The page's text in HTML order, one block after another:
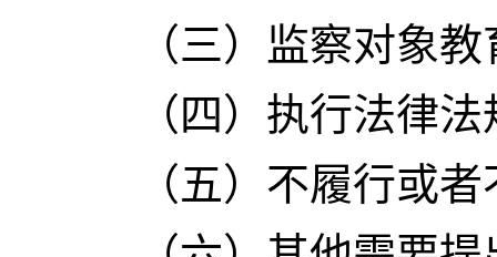
（三）监察对象教
（四）执行法律法
（五）不履行或者